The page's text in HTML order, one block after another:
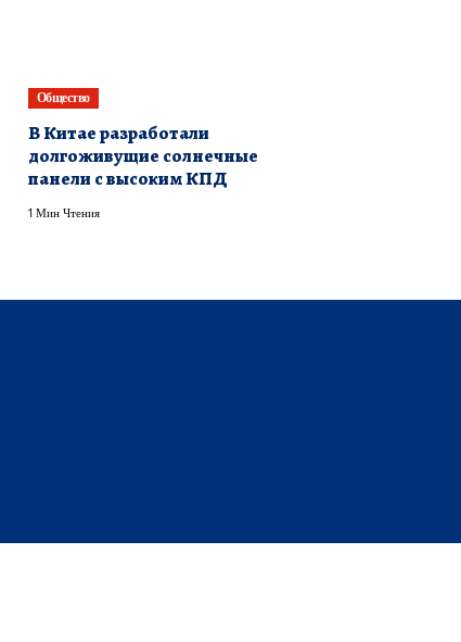
Общество
В Китае разработали
долгоживущие солнечные
панели с высоким КПД
1 Мин Чтения